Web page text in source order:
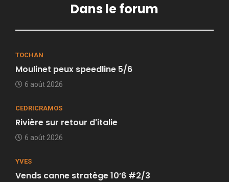
Dans le forum
TOCHAN
Moulinet peux speedline 5/6
6 août 2026
CEDRICRAMOS
Rivière sur retour d'italie
6 août 2026
YVES
Vends canne stratège 10’6 #2/3